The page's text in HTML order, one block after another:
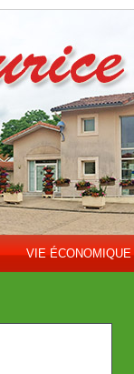
VIE ÉCONOMIQUE